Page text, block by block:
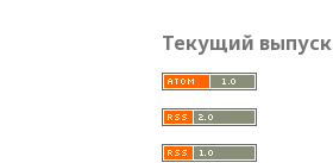
Текущий выпуск